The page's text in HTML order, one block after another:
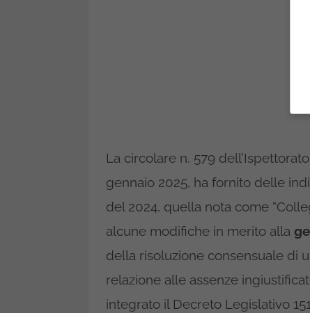
La circolare n. 579
gennaio 2025, ha fornito delle
del 2024, quella nota come
alcune modifiche in merito alla
della risoluzione consensuale di
relazione alle assenze
integrato il Decreto Legislativo